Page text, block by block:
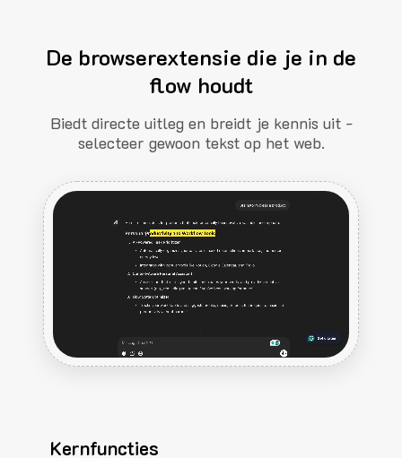
De browserextensie die je in de
flow houdt
Biedt directe uitleg en breidt je kennis uit -
selecteer gewoon tekst op het web.
Kernfuncties